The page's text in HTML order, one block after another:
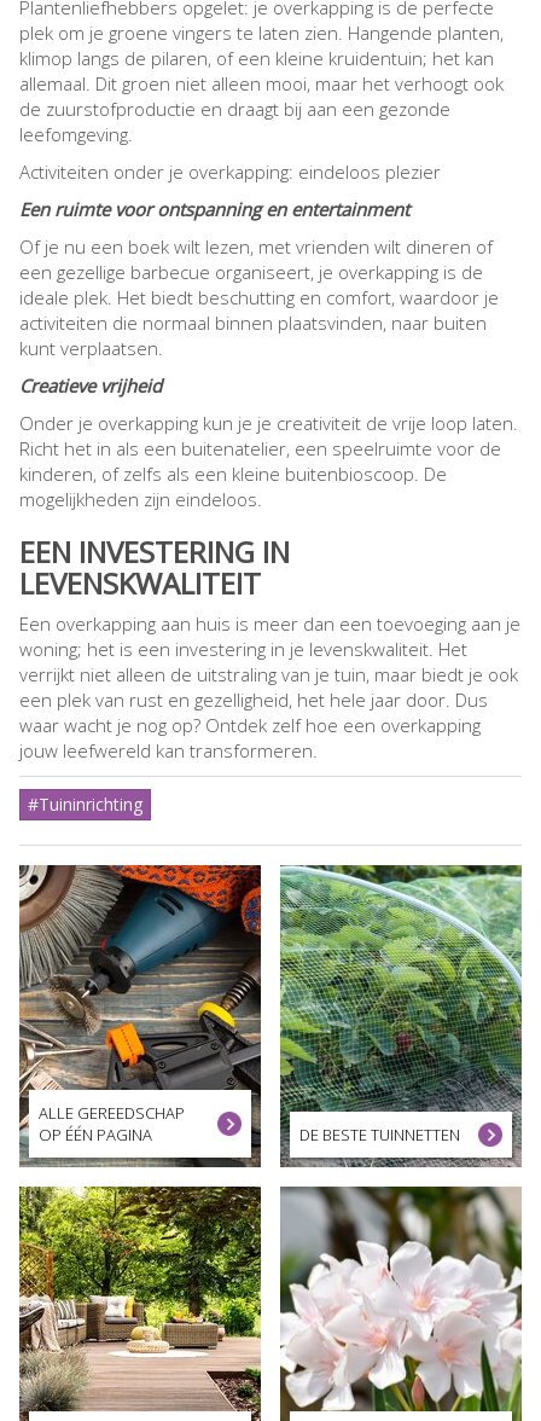
Plantenliefhebbers opgelet: je overkapping is de perfecte
plek om je groene vingers te laten zien. Hangende planten,
klimop langs de pilaren, of een kleine kruidentuin; het kan
allemaal. Dit groen niet alleen mooi, maar het verhoogt ook
de zuurstofproductie en draagt bij aan een gezonde
leefomgeving.
Activiteiten onder je overkapping: eindeloos plezier
Een ruimte voor ontspanning en entertainment
Of je nu een boek wilt lezen, met vrienden wilt dineren of
een gezellige barbecue organiseert, je overkapping is de
ideale plek. Het biedt beschutting en comfort, waardoor je
activiteiten die normaal binnen plaatsvinden, naar buiten
kunt verplaatsen.
Creatieve vrijheid
Onder je overkapping kun je je creativiteit de vrije loop laten.
Richt het in als een buitenatelier, een speelruimte voor de
kinderen, of zelfs als een kleine buitenbioscoop. De
mogelijkheden zijn eindeloos.
EEN INVESTERING IN
LEVENSKWALITEIT
Een overkapping aan huis is meer dan een toevoeging aan je
woning; het is een investering in je levenskwaliteit. Het
verrijkt niet alleen de uitstraling van je tuin, maar biedt je ook
een plek van rust en gezelligheid, het hele jaar door. Dus
waar wacht je nog op? Ontdek zelf hoe een overkapping
jouw leefwereld kan transformeren.
#Tuininrichting
ALLE GEREEDSCHAP
OP ÉÉN PAGINA
DE BESTE TUINNETTEN